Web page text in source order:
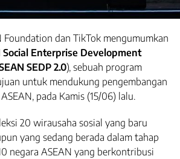
Foundation dan TikTok mengumumkan
Social Enterprise Development
SEDP 2.0), sebuah program
untuk mendukung pengembangan
pada Kamis (15/06) lalu.
20 wirausaha sosial yang baru
yang sedang berada dalam tahap
negara ASEAN yang berkontribusi